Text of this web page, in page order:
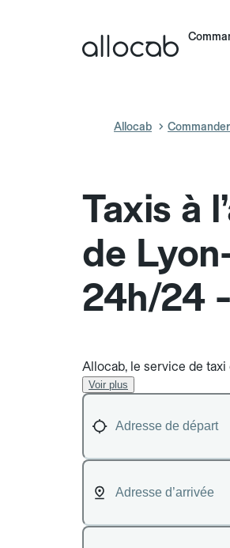
Allocab
Taxis à
de
24h/24
Allocab, le service de
Voir plus